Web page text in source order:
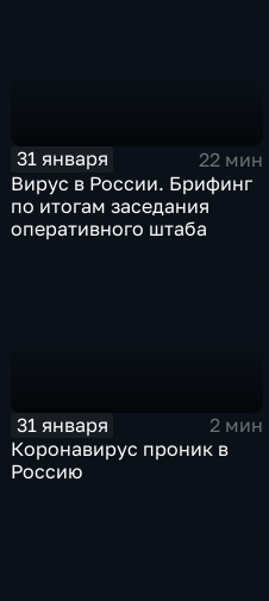
31 января
22 мин
Вирус в России. Брифинг
по итогам заседания
оперативного штаба
31 января
2 мин
Коронавирус проник в
Россию